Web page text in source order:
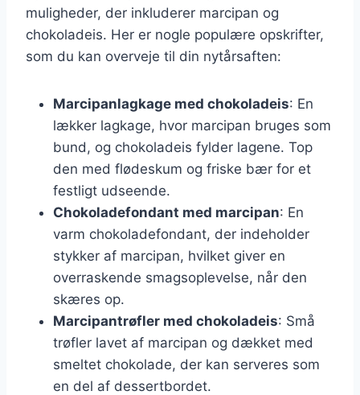
muligheder, der inkluderer marcipan og
chokoladeis. Her er nogle populære opskrifter,
som du kan overveje til din nytårsaften:
Marcipanlagkage med chokoladeis: En
lækker lagkage, hvor marcipan bruges som
bund, og chokoladeis fylder lagene. Top
den med flødeskum og friske bær for et
festligt udseende.
Chokoladefondant med marcipan: En
varm chokoladefondant, der indeholder
stykker af marcipan, hvilket giver en
overraskende smagsoplevelse, når den
skæres op.
Marcipantrøfler med chokoladeis: Små
trøfler lavet af marcipan og dækket med
smeltet chokolade, der kan serveres som
en del af dessertbordet.